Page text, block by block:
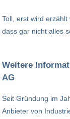
Toll, erst wird
dass gar nicht alles
Weitere
AG
Seit Gründung im
Anbieter von